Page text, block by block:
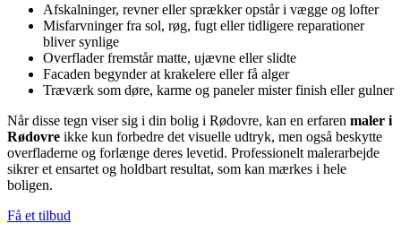
Afskalninger, revner eller sprækker opstår i vægge og lofter
Misfarvninger fra sol, røg, fugt eller tidligere reparationer
bliver synlige
Overflader fremstår matte, ujævne eller slidte
Facaden begynder at krakelere eller få alger
Træværk som døre, karme og paneler mister finish eller gulner
Når disse tegn viser sig i din bolig i Rødovre, kan en erfaren maler i
Rødovre ikke kun forbedre det visuelle udtryk, men også beskytte
overfladerne og forlænge deres levetid. Professionelt malerarbejde
sikrer et ensartet og holdbart resultat, som kan mærkes i hele
boligen.
Få et tilbud